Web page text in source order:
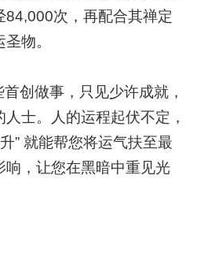
84,000次，再配合其禅定
物。
创做事，只见少许成就，
士。人的运程起伏不定，
” 就能帮您将运气扶至最
响，让您在黑暗中重见光